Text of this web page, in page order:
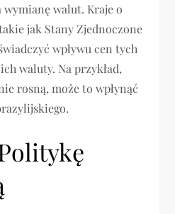
walut. Kraje o
jak Stany Zjednoczone
wpływu cen tych
waluty. Na przykład,
rosną, może to wpłynąć